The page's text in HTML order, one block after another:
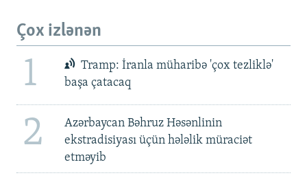
Çox izlənən
1
Tramp: İranla müharibə 'çox tezliklə'
başa çatacaq
2
Azərbaycan Bəhruz Həsənlinin
ekstradisiyası üçün hələlik müraciət
etməyib